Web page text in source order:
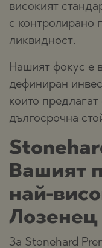
високият
с контролирано
ликвидност.
Нашият фокус е
дефиниран
които
дългосрочна
Вашият
най-
Лозенец
За Stonehard